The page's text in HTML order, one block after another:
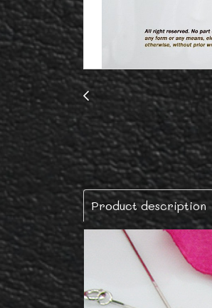
Product description